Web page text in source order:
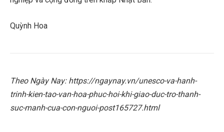
Quỳnh Hoa
Theo Ngày Nay: https://ngaynay.vn/unesco-va-hanh-
trinh-kien-tao-van-hoa-phuc-hoi-khi-giao-duc-tro-thanh-
suc-manh-cua-con-nguoi-post165727.html